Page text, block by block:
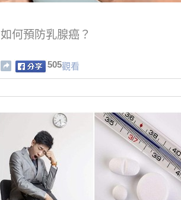
如何預防乳腺癌？
505觀看